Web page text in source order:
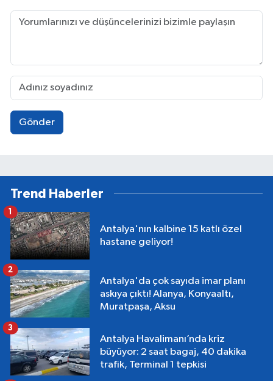
Gönder
Trend Haberler
Antalya'nın kalbine 15 katlı özel
hastane geliyor!
1
Antalya'da çok sayıda imar planı
askıya çıktı! Alanya, Konyaaltı,
Muratpaşa, Aksu
2
Antalya Havalimanı’nda kriz
büyüyor: 2 saat bagaj, 40 dakika
trafik, Terminal 1 tepkisi
3